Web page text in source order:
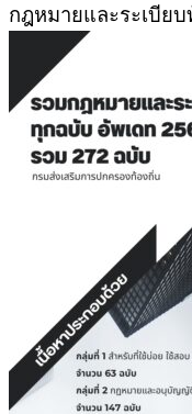
กฎหมายและระเบีย